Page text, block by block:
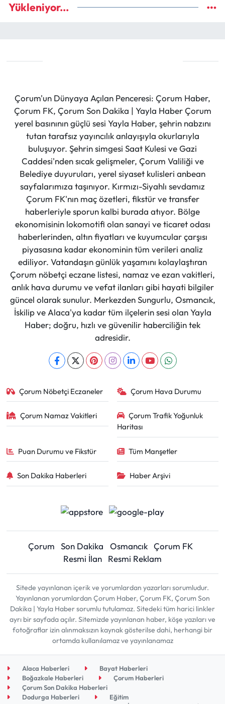
Yükleniyor...
Çorum'un Dünyaya Açılan Penceresi: Çorum Haber,
Çorum FK, Çorum Son Dakika | Yayla Haber Çorum
yerel basınının güçlü sesi Yayla Haber, şehrin nabzını
tutan tarafsız yayıncılık anlayışıyla okurlarıyla
buluşuyor. Şehrin simgesi Saat Kulesi ve Gazi
Caddesi'nden sıcak gelişmeler, Çorum Valiliği ve
Belediye duyuruları, yerel siyaset kulisleri anbean
sayfalarımıza taşınıyor. Kırmızı-Siyahlı sevdamız
Çorum FK'nın maç özetleri, fikstür ve transfer
haberleriyle sporun kalbi burada atıyor. Bölge
ekonomisinin lokomotifi olan sanayi ve ticaret odası
haberlerinden, altın fiyatları ve kuyumcular çarşısı
piyasasına kadar ekonominin tüm verileri analiz
ediliyor. Vatandaşın günlük yaşamını kolaylaştıran
Çorum nöbetçi eczane listesi, namaz ve ezan vakitleri,
anlık hava durumu ve vefat ilanları gibi hayati bilgiler
güncel olarak sunulur. Merkezden Sungurlu, Osmancık,
İskilip ve Alaca'ya kadar tüm ilçelerin sesi olan Yayla
Haber; doğru, hızlı ve güvenilir haberciliğin tek
adresidir.
Çorum Nöbetçi Eczaneler Çorum Hava Durumu
Çorum Namaz Vakitleri
Çorum Trafik Yoğunluk
Haritası
Puan Durumu ve Fikstür Tüm Manşetler
Son Dakika Haberleri Haber Arşivi
Çorum Son Dakika Osmancık Çorum FK
Resmi İlan
Resmi Reklam
Sitede yayınlanan içerik ve yorumlardan yazarları sorumludur.
Yayınlanan yorumlardan Çorum Haber, Çorum FK, Çorum Son
Dakika | Yayla Haber sorumlu tutulamaz. Sitedeki tüm harici linkler
ayrı bir sayfada açılır. Sitemizde yayınlanan haber, köşe yazıları ve
fotoğraflar izin alınmaksızın kaynak gösterilse dahi, herhangi bir
ortamda kullanılamaz ve yayınlanamaz
Alaca Haberleri
Bayat Haberleri
Boğazkale Haberleri
Çorum Haberleri
Çorum Son Dakika Haberleri
Dodurga Haberleri
Eğitim